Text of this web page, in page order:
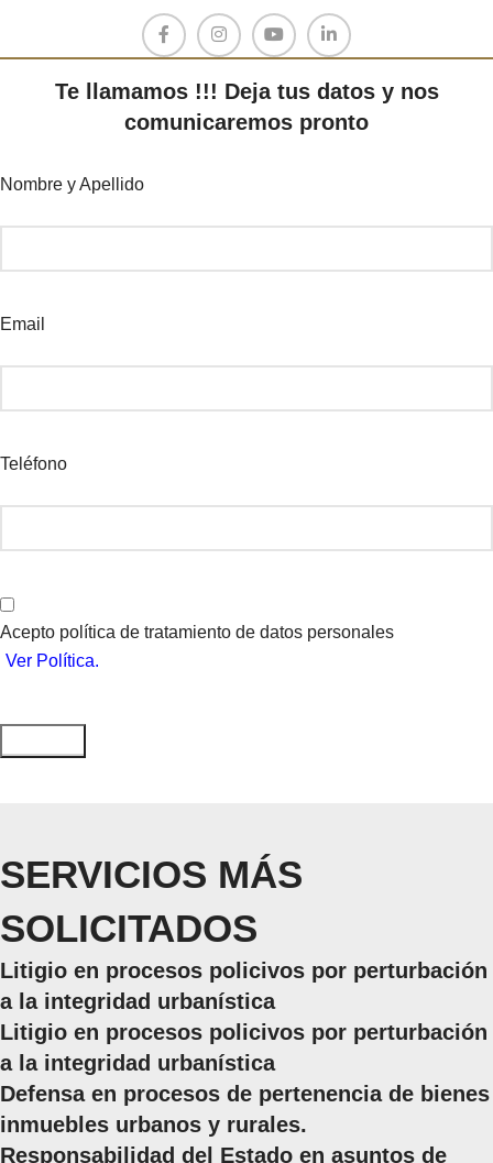
Te llamamos !!! Deja tus datos y nos
comunicaremos pronto
Nombre y Apellido
Email
Teléfono
Acepto política de tratamiento de datos personales
Ver Política.
SERVICIOS MÁS
SOLICITADOS
Litigio en procesos policivos por perturbación
a la integridad urbanística
Litigio en procesos policivos por perturbación
a la integridad urbanística
Defensa en procesos de pertenencia de bienes
inmuebles urbanos y rurales.
Responsabilidad del Estado en asuntos de